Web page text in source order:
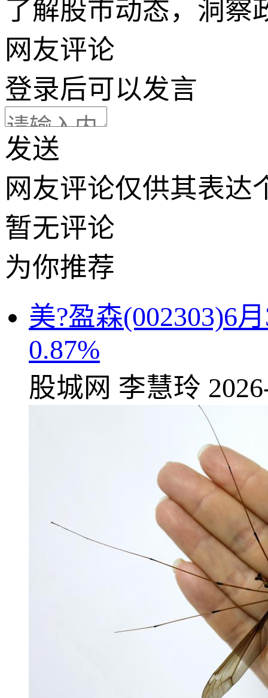
了解股市动态，洞察
网友评论
登录后可以发言
发送
网友评论仅供其表达
暂无评论
为你推荐
美?盈森(002303)6
0.87%
股城网 李慧玲